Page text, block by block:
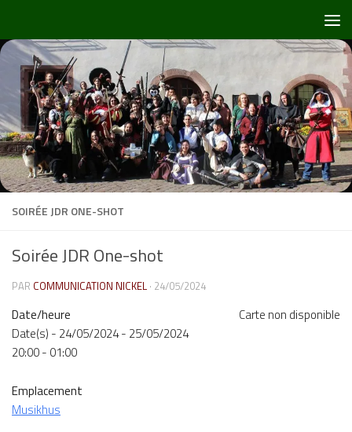
SOIRÉE JDR ONE-SHOT
Soirée JDR One-shot
PAR COMMUNICATION NICKEL · 24/05/2024
Carte non disponible
Date/heure
Date(s) - 24/05/2024 - 25/05/2024
20:00 - 01:00
Emplacement
Musikhus